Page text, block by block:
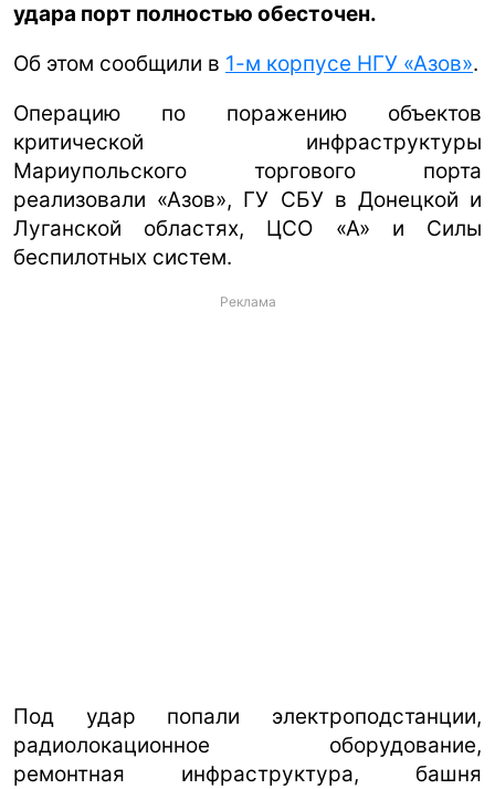
удара порт полностью обесточен.
Об этом сообщили в 1-м корпусе НГУ «Азов».
Операцию по поражению объектов
критической инфраструктуры
Мариупольского торгового порта
реализовали «Азов», ГУ СБУ в Донецкой и
Луганской областях, ЦСО «А» и Силы
беспилотных систем.
Реклама
Под удар попали электроподстанции,
радиолокационное оборудование,
ремонтная инфраструктура, башня